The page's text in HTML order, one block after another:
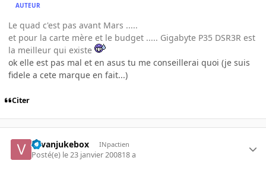
AUTEUR
Le quad c'est pas avant Mars .....
et pour la carte mère et le budget ..... Gigabyte P35 DSR3R est
la meilleur qui existe
ok elle est pas mal et en asus tu me conseillerai quoi (je suis
fidele a cete marque en fait...)
Citer
vavanjukebox INpactien
Posté(e) le 23 janvier 200818 a